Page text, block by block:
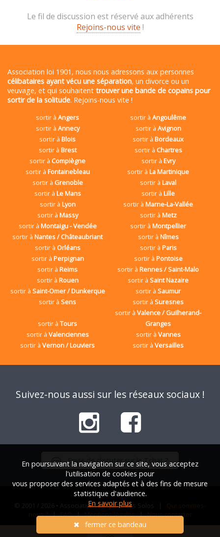
Le fil de discussion est réservé aux adhérents
Rejoins-nous vite !
Association loi 1901, nous nous adressons aux personnes
célibataires ayant vécu une séparation, un divorce ou un
veuvage, et qui souhaitent trouver une bande de copains pour
sortir de la solitude. Rejoins-nous vite !
sortir àAngers sortir àAngoulême
sortir à Annecy sortir à Avignon
sortir àBlois sortir àBordeaux
sortir à Brest sortir à Chartres
sortir à Compiègne sortir à Evry
sortir à Fontainebleau sortir àLa Martinique
sortir à Grenoble sortir àLaval
sortir à Le Mans sortir àLille
sortir à Lyon sortir àMarne-La-Vallée
sortir à Massy sortir à Metz
sortir à Montaigu - Vendée sortir àMontpellier
sortir àNantes / Châteaubriant sortir à Nîmes
sortir à Orléans sortir à Paris
sortir à Perpignan sortir à Pontoise
sortir àReims sortir àRennes / Saint-Malo
sortir à Rouen sortir àSaint Nazaire
sortir à Saint-Omer / Dunkerque sortir àSaumur
sortir àSens sortir àSuresnes
sortir àTours
sortir àValence / Guilherand-
Granges
sortir à Valenciennes sortir à Vannes
sortir àVernon / Louviers sortir àVersailles
Suivez-nous aussi sur les réseaux sociaux !
Envie de discuter sur le Tchat ?
© 2001 / 2026 • Association Française des Solos | Qui sommes-
nous ?|FAQ|Mentions légales|Nous contacter
En poursuivant la navigation sur ce site, vous acceptez
l'utilisation de cookies pour
vous proposer des services adaptés et à des fins de mesure
statistique d'audience.
En savoir plus
fermer ce bandeau